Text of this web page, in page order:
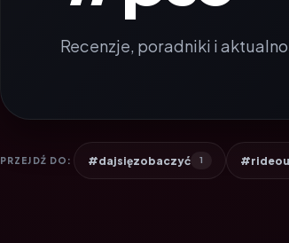
Recenzje, poradniki i
PRZEJDŹ DO: #dajsięzobaczyć 1